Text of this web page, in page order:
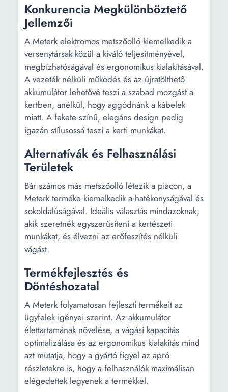
Konkurencia Megkülönböztető
Jellemzői
A Meterk elektromos metszőolló kiemelkedik a
versenytársak közül a kiváló teljesítményével,
megbízhatóságával és ergonomikus kialakításával.
A vezeték nélküli működés és az újratölthető
akkumulátor lehetővé teszi a szabad mozgást a
kertben, anélkül, hogy aggódnánk a kábelek
miatt. A fekete színű, elegáns design pedig
igazán stílusossá teszi a kerti munkákat.
Alternatívák és Felhasználási
Területek
Bár számos más metszőolló létezik a piacon, a
Meterk terméke kiemelkedik a hatékonyságával és
sokoldalúságával. Ideális választás mindazoknak,
akik szeretnék egyszerűsíteni a kertészeti
munkákat, és élvezni az erőfeszítés nélküli
vágást.
Termékfejlesztés és
Döntéshozatal
A Meterk folyamatosan fejleszti termékeit az
ügyfelek igényei szerint. Az akkumulátor
élettartamának növelése, a vágási kapacitás
optimalizálása és az ergonomikus kialakítás mind
azt mutatja, hogy a gyártó figyel az apró
részletekre is, hogy a felhasználók maximálisan
elégedettek legyenek a termékkel.